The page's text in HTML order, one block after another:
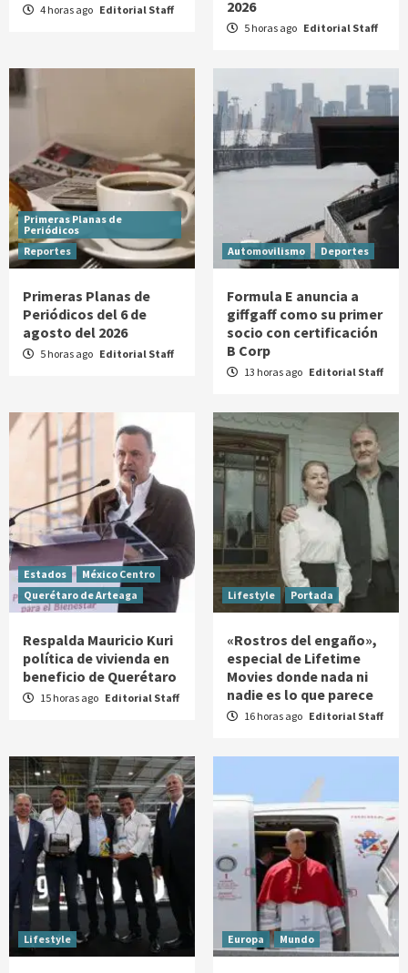
4 horas ago Editorial Staff 2026
5 horas ago Editorial Staff
Primeras Planas de
Periódicos
Reportes
Primeras Planas de
Periódicos del 6 de
agosto del 2026
5 horas ago Editorial Staff
Automovilismo Deportes
Formula E anuncia a
giffgaff como su primer
socio con certificación
B Corp
13 horas ago Editorial Staff
Estados
México Centro
Querétaro de Arteaga
Respalda Mauricio Kuri
política de vivienda en
beneficio de Querétaro
15 horas ago Editorial Staff
Lifestyle Portada
«Rostros del engaño»,
especial de Lifetime
Movies donde nada ni
nadie es lo que parece
16 horas ago Editorial Staff
Lifestyle Europa Mundo